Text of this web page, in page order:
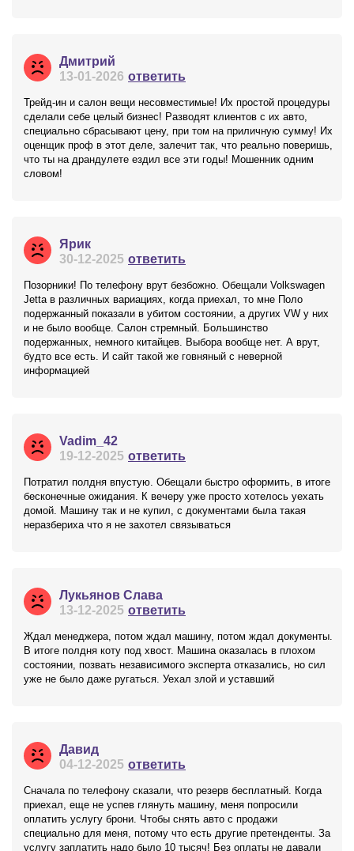
Дмитрий
13-01-2026 ответить
Трейд-ин и салон вещи несовместимые! Их простой процедуры
сделали себе целый бизнес! Разводят клиентов с их авто,
специально сбрасывают цену, при том на приличную сумму! Их
оценщик проф в этот деле, залечит так, что реально поверишь,
что ты на драндулете ездил все эти годы! Мошенник одним
словом!
Ярик
30-12-2025 ответить
Позорники! По телефону врут безбожно. Обещали Volkswagen
Jetta в различных вариациях, когда приехал, то мне Поло
подержанный показали в убитом состоянии, а других VW у них
и не было вообще. Салон стремный. Большинство
подержанных, немного китайцев. Выбора вообще нет. А врут,
будто все есть. И сайт такой же говняный с неверной
информацией
Vadim_42
19-12-2025 ответить
Потратил полдня впустую. Обещали быстро оформить, в итоге
бесконечные ожидания. К вечеру уже просто хотелось уехать
домой. Машину так и не купил, с документами была такая
неразбериха что я не захотел связываться
Лукьянов Слава
13-12-2025 ответить
Ждал менеджера, потом ждал машину, потом ждал документы.
В итоге полдня коту под хвост. Машина оказалась в плохом
состоянии, позвать независимого эксперта отказались, но сил
уже не было даже ругаться. Уехал злой и уставший
Давид
04-12-2025 ответить
Сначала по телефону сказали, что резерв бесплатный. Когда
приехал, еще не успев глянуть машину, меня попросили
оплатить услугу брони. Чтобы снять авто с продажи
специально для меня, потому что есть другие претенденты. За
услугу заплатить надо было 10 тысяч! Без оплаты не давали